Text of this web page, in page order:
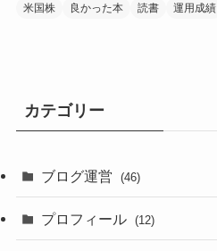
米国株
良かった本 読書 運用成績
カテゴリー
ブログ運営 (46)
プロフィール (12)